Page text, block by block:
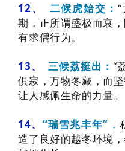
12、 二候虎始交：
期，正所谓盛极而衰
有求偶行为。
13、 三候荔挺出： “
俱寂，万物冬藏，而
让人感佩生命的力量。
14、 “瑞雪兆丰年” ，
造了良好的越冬环境